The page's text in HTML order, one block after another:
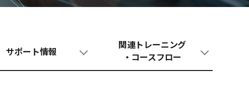
サポート情報
関連トレーニング
・コースフロー